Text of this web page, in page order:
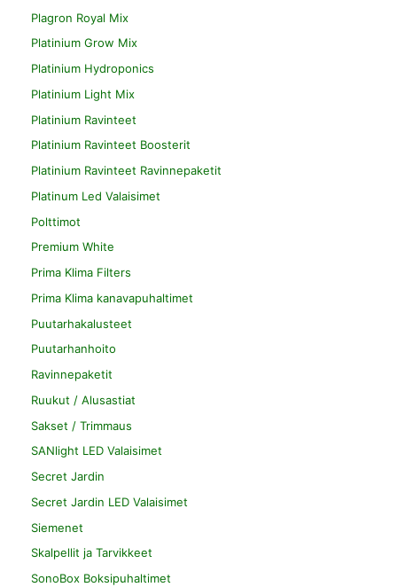
Plagron Royal Mix
Platinium Grow Mix
Platinium Hydroponics
Platinium Light Mix
Platinium Ravinteet
Platinium Ravinteet Boosterit
Platinium Ravinteet Ravinnepaketit
Platinum Led Valaisimet
Polttimot
Premium White
Prima Klima Filters
Prima Klima kanavapuhaltimet
Puutarhakalusteet
Puutarhanhoito
Ravinnepaketit
Ruukut / Alusastiat
Sakset / Trimmaus
SANlight LED Valaisimet
Secret Jardin
Secret Jardin LED Valaisimet
Siemenet
Skalpellit ja Tarvikkeet
SonoBox Boksipuhaltimet